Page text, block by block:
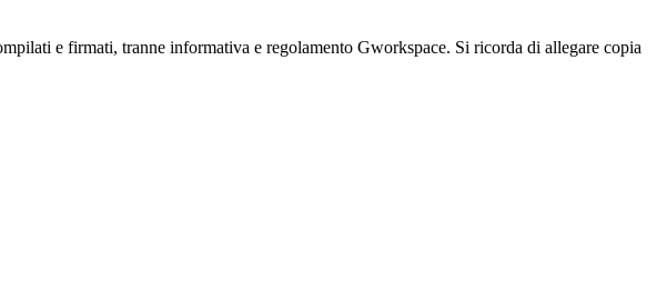
e firmati, tranne informativa e regolamento Gworkspace. Si ricorda di allegare copia